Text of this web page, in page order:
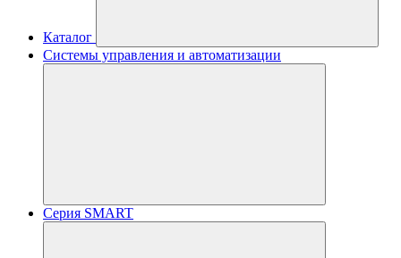
Каталог
Системы управления и автоматизации
Серия SMART